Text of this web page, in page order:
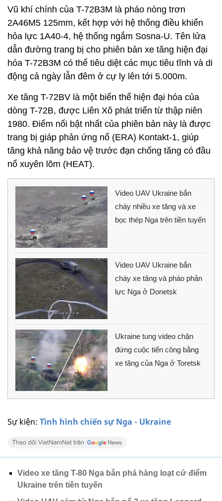
Sự kiện: Tình hình chiến sự Nga - Ukraine
Vũ khí chính của T-72B3M là pháo nòng trơn
2A46M5 125mm, kết hợp với hệ thống điều khiển
hỏa lực 1A40-4, hệ thống ngắm Sosna-U. Tên lửa
dẫn đường trang bị cho phiên bản xe tăng hiện đại
hóa T-72B3M có thể tiêu diệt các mục tiêu tĩnh và di
động cả ngày lẫn đêm ở cự ly lên tới 5.000m.
Xe tăng T-72BV là một biến thể hiện đại hóa của
dòng T-72B, được Liên Xô phát triển từ thập niên
1980. Điểm nổi bật nhất của phiên bản này là được
trang bị giáp phản ứng nổ (ERA) Kontakt-1, giúp
tăng khả năng bảo vệ trước đạn chống tăng có đầu
nổ xuyên lõm (HEAT).
Video UAV Ukraine bắn
cháy nhiều xe tăng và xe
bọc thép Nga trên tiền tuyến
Video UAV Ukraine bắn
cháy xe tăng và pháo phản
lực Nga ở Donetsk
Ukraine tung video chặn
đứng cuộc tiến công bằng
xe tăng của Nga ở Toretsk
Video xe tăng T-80 Nga bắn phá hàng loạt cứ điểm
Ukraine trên tiền tuyến